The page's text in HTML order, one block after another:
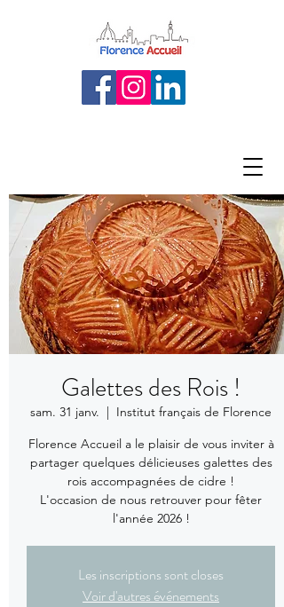
Galettes des Rois !
sam. 31 janv.
  |
Institut français de Florence
Florence Accueil a le plaisir de vous inviter à
partager quelques délicieuses galettes des
rois accompagnées de cidre !
L'occasion de nous retrouver pour fêter
l'année 2026 !
Les inscriptions sont closes
Voir d'autres événements